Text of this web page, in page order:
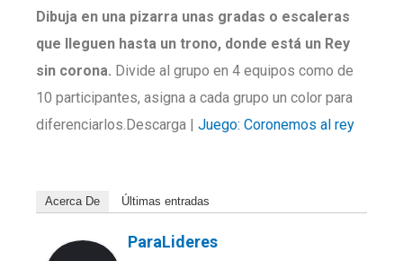
Dibuja en una pizarra unas gradas o escaleras
que lleguen hasta un trono, donde está un Rey
sin corona. Divide al grupo en 4 equipos como de
10 participantes, asigna a cada grupo un color para
diferenciarlos.Descarga | Juego: Coronemos al rey
Acerca De Últimas entradas
ParaLideres